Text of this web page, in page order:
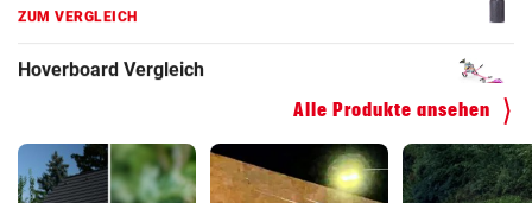
Kinderfahrrad Vergleich
Alle Produkte ansehen